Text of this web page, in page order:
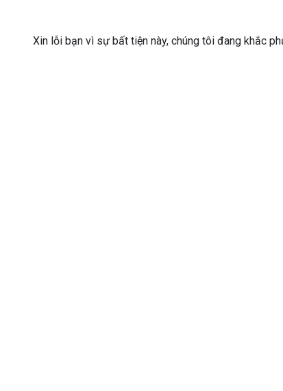
Xin lỗi bạn vì sự bất tiện này, chúng tôi đang khắc